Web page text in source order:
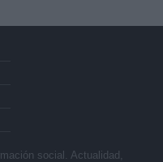
social. Actualidad,